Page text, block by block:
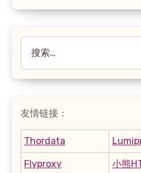
索：
友情链接：
Thordata
Flyproxy 小熊